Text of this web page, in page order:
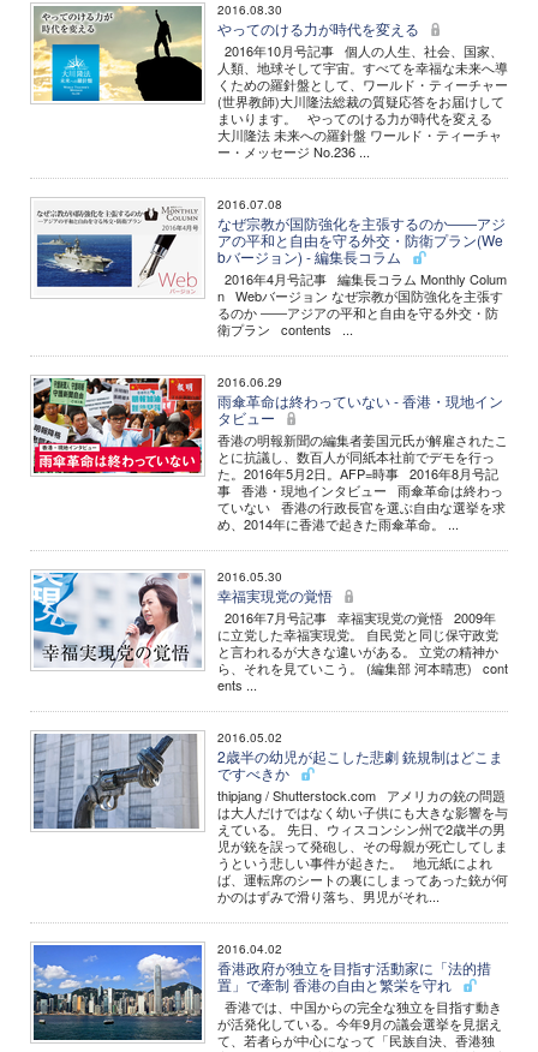
2016.08.30
やってのける力が時代を変える
2016年10月号記事 個人の人生、社会、国家、
人類、地球そして宇宙。すべてを幸福な未来へ導
くための羅針盤として、ワールド・ティーチャー
(世界教師)大川隆法総裁の質疑応答をお届けして
まいります。 やってのける力が時代を変える
大川隆法 未来への羅針盤 ワールド・ティーチャ
ー・メッセージ No.236 ...
2016.07.08
なぜ宗教が国防強化を主張するのか――アジ
アの平和と自由を守る外交・防衛プラン(We
bバージョン) - 編集長コラム
2016年4月号記事 編集長コラム Monthly Colum
n Webバージョン なぜ宗教が国防強化を主張す
るのか ――アジアの平和と自由を守る外交・防
衛プラン contents ...
2016.06.29
雨傘革命は終わっていない - 香港・現地イン
タビュー
香港の明報新聞の編集者姜国元氏が解雇されたこ
とに抗議し、数百人が同紙本社前でデモを行っ
た。2016年5月2日。AFP=時事 2016年8月号記
事 香港・現地インタビュー 雨傘革命は終わっ
ていない 香港の行政長官を選ぶ自由な選挙を求
め、2014年に香港で起きた雨傘革命。 ...
2016.05.30
幸福実現党の覚悟
2016年7月号記事 幸福実現党の覚悟 2009年
に立党した幸福実現党。 自民党と同じ保守政党
と言われるが大きな違いがある。 立党の精神か
ら、それを見ていこう。 (編集部 河本晴恵) cont
ents ...
2016.05.02
2歳半の幼児が起こした悲劇 銃規制はどこま
ですべきか
thipjang / Shutterstock.com アメリカの銃の問題
は大人だけではなく幼い子供にも大きな影響を与
えている。 先日、ウィスコンシン州で2歳半の男
児が銃を誤って発砲し、その母親が死亡してしま
うという悲しい事件が起きた。 地元紙によれ
ば、運転席のシートの裏にしまってあった銃が何
かのはずみで滑り落ち、男児がそれ...
2016.04.02
香港政府が独立を目指す活動家に「法的措
置」で牽制 香港の自由と繁栄を守れ
香港では、中国からの完全な独立を目指す動き
が活発化している。今年9月の議会選挙を見据え
て、若者らが中心になって「民族自決、香港独